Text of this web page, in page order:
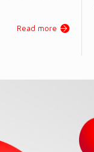
Read more